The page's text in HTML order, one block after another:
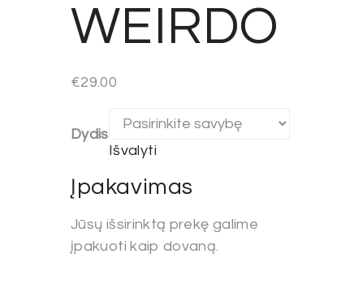
WEIRDO
€29.00
Dydis
Išvalyti
Įpakavimas
Jūsų išsirinktą prekę galime
įpakuoti kaip dovaną.